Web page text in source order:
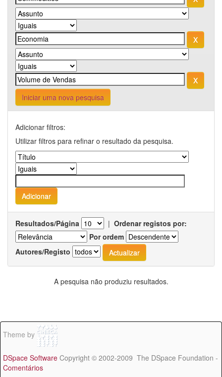
Iniciar uma nova pesquisa
Adicionar filtros:
Utilizar filtros para refinar o resultado da pesquisa.
Resultados/Página | Ordenar registos por:
Por ordem
Autores/Registo
A pesquisa não produziu resultados.
Theme by
DSpace Software Copyright © 2002-2009 The DSpace Foundation -
Comentários